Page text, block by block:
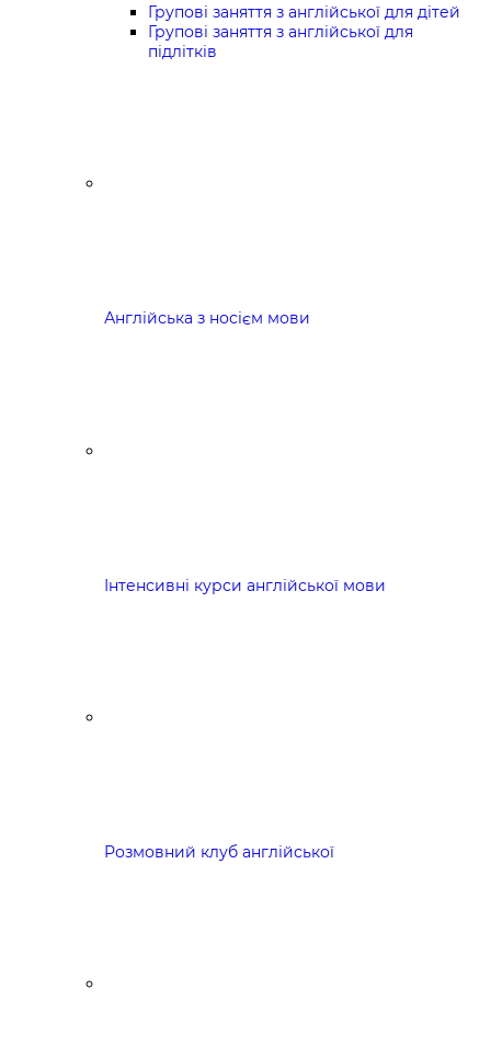
Групові заняття з англійської для дітей
Групові заняття з англійської для
підлітків
Англійська з носієм мови
Інтенсивні курси англійської мови
Розмовний клуб англійської